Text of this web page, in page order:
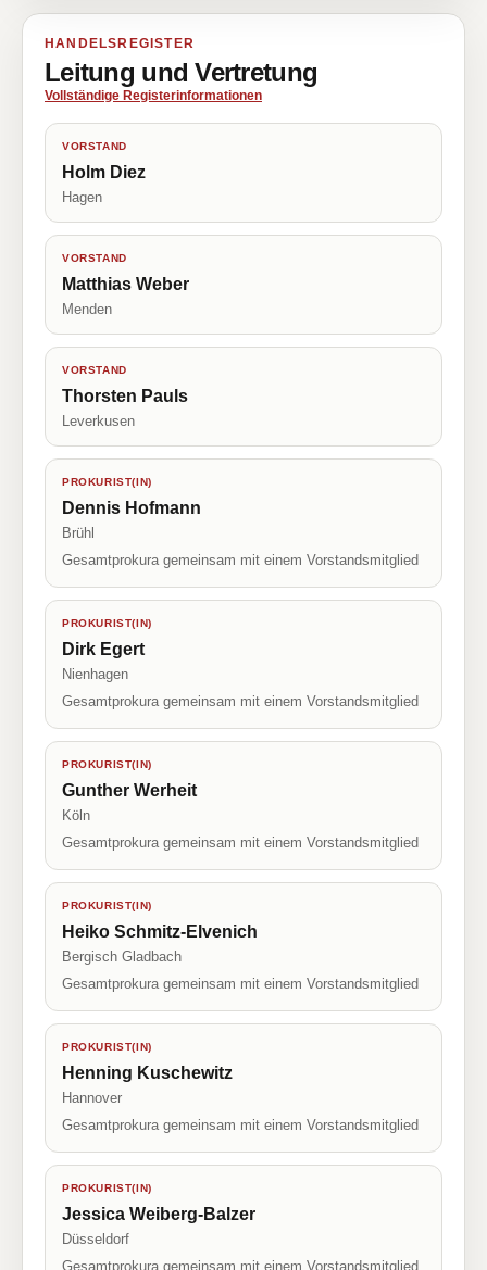
HANDELSREGISTER
Leitung und Vertretung
Vollständige Registerinformationen
VORSTAND
Holm Diez
Hagen
VORSTAND
Matthias Weber
Menden
VORSTAND
Thorsten Pauls
Leverkusen
PROKURIST(IN)
Dennis Hofmann
Brühl
Gesamtprokura gemeinsam mit einem Vorstandsmitglied
PROKURIST(IN)
Dirk Egert
Nienhagen
Gesamtprokura gemeinsam mit einem Vorstandsmitglied
PROKURIST(IN)
Gunther Werheit
Köln
Gesamtprokura gemeinsam mit einem Vorstandsmitglied
PROKURIST(IN)
Heiko Schmitz-Elvenich
Bergisch Gladbach
Gesamtprokura gemeinsam mit einem Vorstandsmitglied
PROKURIST(IN)
Henning Kuschewitz
Hannover
Gesamtprokura gemeinsam mit einem Vorstandsmitglied
PROKURIST(IN)
Jessica Weiberg-Balzer
Düsseldorf
Gesamtprokura gemeinsam mit einem Vorstandsmitglied